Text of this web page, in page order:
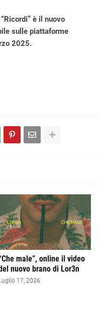
è il nuovo
sulle piattaforme
2025.
male”, online il video
nuovo brano di Lor3n
Luglio 17, 2026